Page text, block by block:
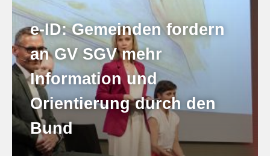
e-ID: Gemeinden fordern
an GV SGV mehr
Information und
Orientierung durch den
Bund